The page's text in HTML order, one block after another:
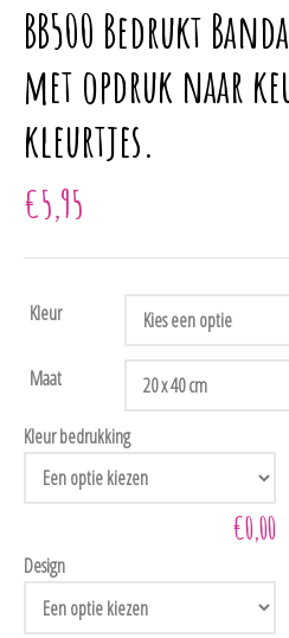
BB500 Bedrukt
met opdruk naar
kleurtjes.
€5,95
Kleur
Maat
Kleur bedrukking
€0,00
Design